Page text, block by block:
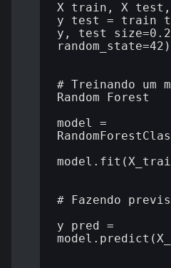
X_train,
y_test =
y,
random_state=42)
# Treinando um
Random Forest
model =
# Fazendo
y_pred =